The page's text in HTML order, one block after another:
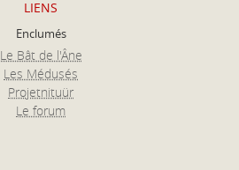
LIENS
Enclumés
Le Bât de l'Âne
Les Médusés
Projetnituür
Le forum